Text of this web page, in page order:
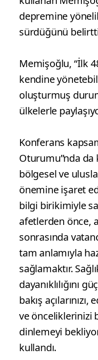
depremine
sürdüğünü
Memişoğlu, “İlk
kendine
oluşturmuş
ülkelerle
Konferans
Oturumu”nda
bölgesel ve
önemine işaret
bilgi birikimiyle
afetlerden önce,
sonrasında
tam anlamıyla
sağlamaktır.
dayanıklılığını
bakış
ve önceliklerinizi
dinlemeyi
kullandı.